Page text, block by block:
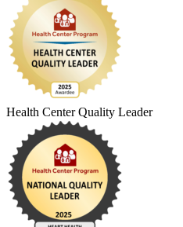
Health Center Quality Leader